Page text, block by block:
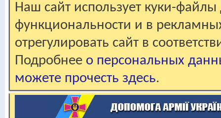
Наш сайт использует куки-файлы
функциональности и в
отрегулировать сайт в
Подробнее о персональных
можете прочесть здесь.